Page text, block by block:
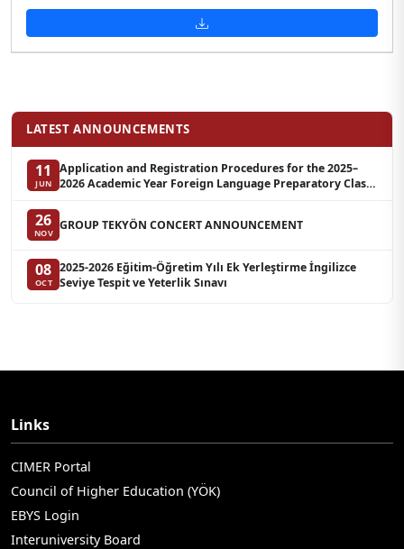
LATEST ANNOUNCEMENTS
11
JUN
Application and Registration Procedures for the 2025–
2026 Academic Year Foreign Language Preparatory Class
26
NOV
GROUP TEKYÖN CONCERT ANNOUNCEMENT
08
OCT
2025-2026 Eğitim-Öğretim Yılı Ek Yerleştirme İngilizce
Seviye Tespit ve Yeterlik Sınavı
Links
CIMER Portal
Council of Higher Education (YÖK)
EBYS Login
Interuniversity Board